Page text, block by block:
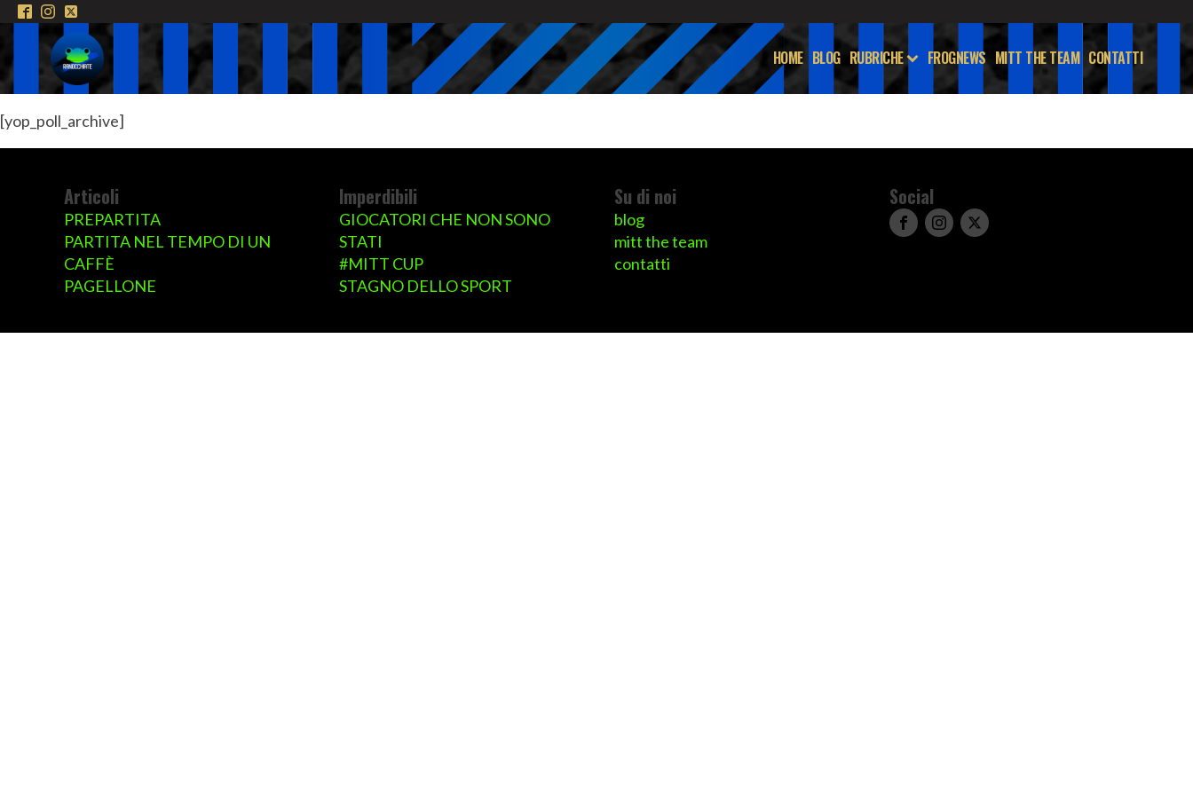
HOME BLOG RUBRICHE FROGNEWS MITT THE TEAM CONTATTI
[yop_poll_archive]
Articoli
PREPARTITA
PARTITA NEL TEMPO DI UN
CAFFÈ
PAGELLONE
Imperdibili
GIOCATORI CHE NON SONO
STATI
#MITT CUP
STAGNO DELLO SPORT
Su di noi
blog
mitt the team
contatti
Social